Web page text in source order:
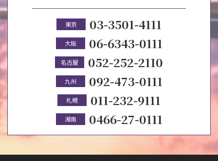
東京 03-3501-4111
大阪 06-6343-0111
名古屋 052-252-2110
九州 092-473-0111
札幌 011-232-9111
湘南 0466-27-0111